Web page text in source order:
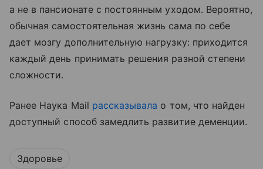
а не в пансионате с постоянным уходом. Вероятно,
обычная самостоятельная жизнь сама по себе
дает мозгу дополнительную нагрузку: приходится
каждый день принимать решения разной степени
сложности.
Ранее Наука Mail рассказывала о том, что найден
доступный способ замедлить развитие деменции.
Здоровье